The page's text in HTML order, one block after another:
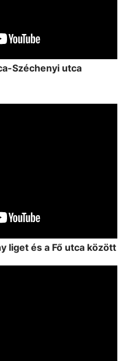
Széchenyi utca
liget és a Fő utca között